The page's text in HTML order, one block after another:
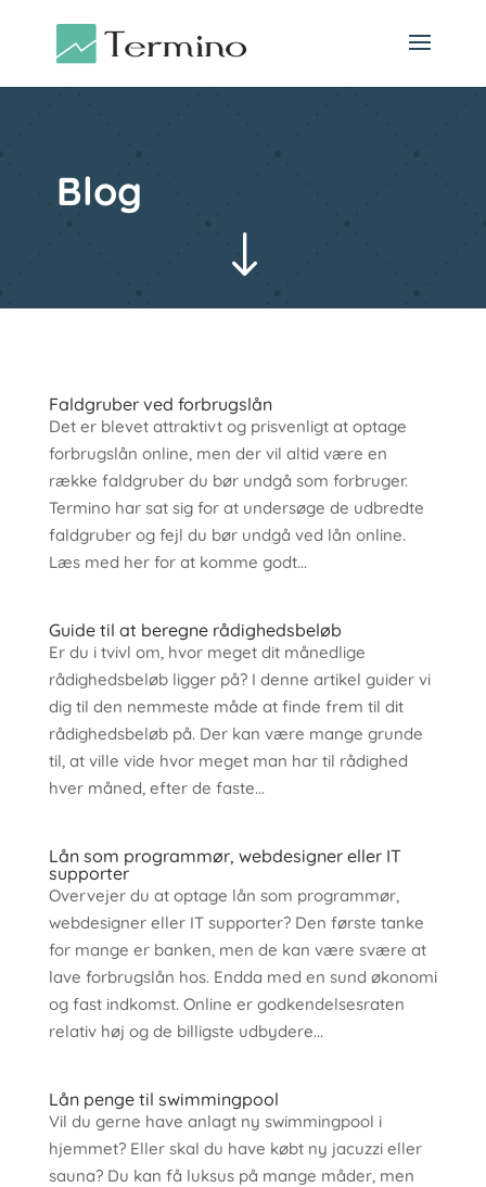
Blog
"
Faldgruber ved forbrugslån
Det er blevet attraktivt og prisvenligt at optage
forbrugslån online, men der vil altid være en
række faldgruber du bør undgå som forbruger.
Termino har sat sig for at undersøge de udbredte
faldgruber og fejl du bør undgå ved lån online.
Læs med her for at komme godt...
Guide til at beregne rådighedsbeløb
Er du i tvivl om, hvor meget dit månedlige
rådighedsbeløb ligger på? I denne artikel guider vi
dig til den nemmeste måde at finde frem til dit
rådighedsbeløb på. Der kan være mange grunde
til, at ville vide hvor meget man har til rådighed
hver måned, efter de faste...
Lån som programmør, webdesigner eller IT
supporter
Overvejer du at optage lån som programmør,
webdesigner eller IT supporter? Den første tanke
for mange er banken, men de kan være svære at
lave forbrugslån hos. Endda med en sund økonomi
og fast indkomst. Online er godkendelsesraten
relativ høj og de billigste udbydere...
Lån penge til swimmingpool
Vil du gerne have anlagt ny swimmingpool i
hjemmet? Eller skal du have købt ny jacuzzi eller
sauna? Du kan få luksus på mange måder, men